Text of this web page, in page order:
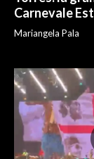
Carnevale
Mariangela Pala